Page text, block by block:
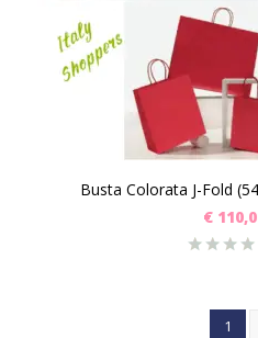
Busta Colorata J-Fold
€
1